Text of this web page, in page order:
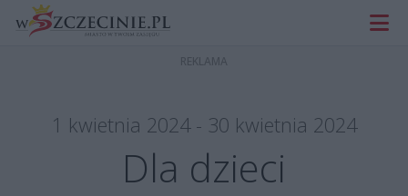
1 kwietnia 2024 - 30 kwietnia 2024
Dla dzieci